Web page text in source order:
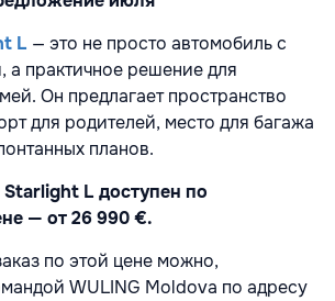
L — это не просто автомобиль с
а практичное решение для
Он предлагает пространство
для родителей, место для багажа
планов.
L доступен по
— от 26 990 €.
по этой цене можно,
WULING Moldova по адресу